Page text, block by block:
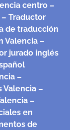
centro –
– Traductor
de traducción
Valencia –
jurado inglés
–
Valencia –
–
en
de